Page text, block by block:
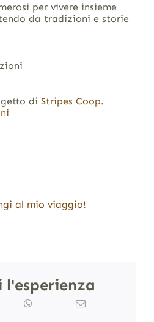
per vivere insieme
da tradizioni e storie
di Stripes Coop.
al mio viaggio!
l'esperienza